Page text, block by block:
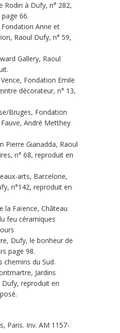
Rodin à Dufy, n° 282,
66.
Anne et
Raoul Dufy, n° 59,
Gallery, Raoul
Fondation Emile
décorateur, n° 13,
Bruges, Fondation
André Metthey
Pierre Gianadda, Raoul
n° 68, reproduit en
arts, Barcelone,
n°142, reproduit en
la Faïence, Château
feu céramiques
Dufy, le bonheur de
page 98.
chemins du Sud.
Jardins
Dufy, reproduit en
Paris. Inv. AM 1157-